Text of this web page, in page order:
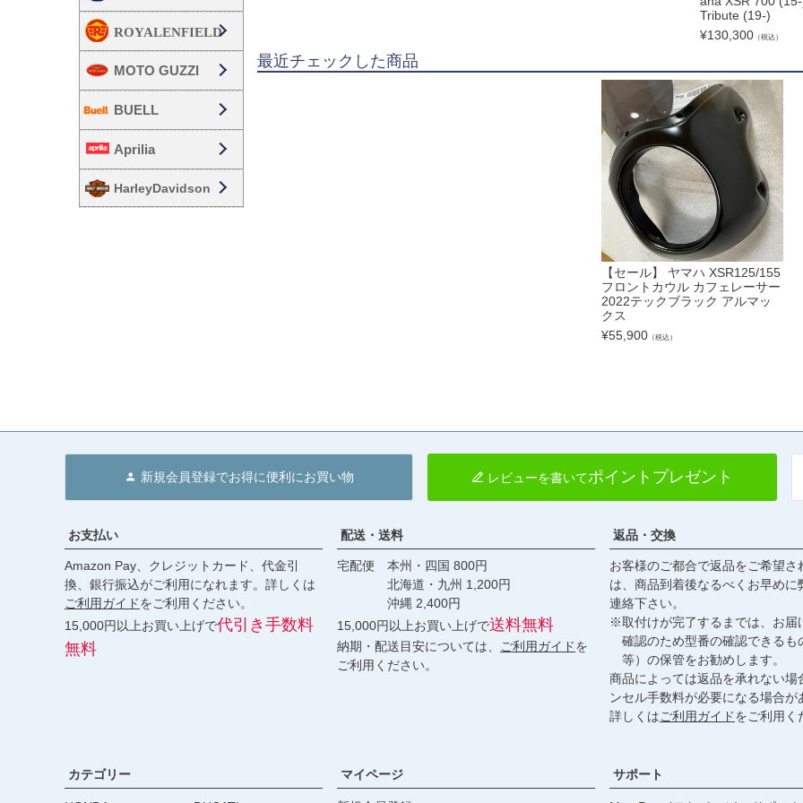
MOTO GUZZI
BUELL
Aprilia
HarleyDavidson
Tribute (19-)
¥130,300 （税込）
最近チェックした商品
【セール】 ヤマハ XSR125/155
フロントカウル カフェレーサー
2022テックブラック アルマッ
クス
¥55,900（税込）
新規会員登録でお得に便利にお買い物 レビューを書いてポイントプレゼント
お支払い
Amazon Pay、クレジットカード、代金引
換、銀行振込がご利用になれます。詳しくは
ご利用ガイドをご利用ください。
15,000円以上お買い上げで代引き手数料
無料
配送・送料
宅配便 本州・四国 800円
北海道・九州 1,200円
沖縄 2,400円
15,000円以上お買い上げで送料無料
納期・配送目安については、 ご利用ガイドを
ご利用ください。
返品・交換
お客様のご都合で返品をご希望さ
は、商品到着後なるべくお早めに
連絡下さい。
※取付けが完了するまでは、お届
確認のため型番の確認できるも
等）の保管をお勧めします。
商品によっては返品を承れない場
ンセル手数料が必要になる場合が
詳しくはご利用ガイドをご利用く
カテゴリー マイページ サポート